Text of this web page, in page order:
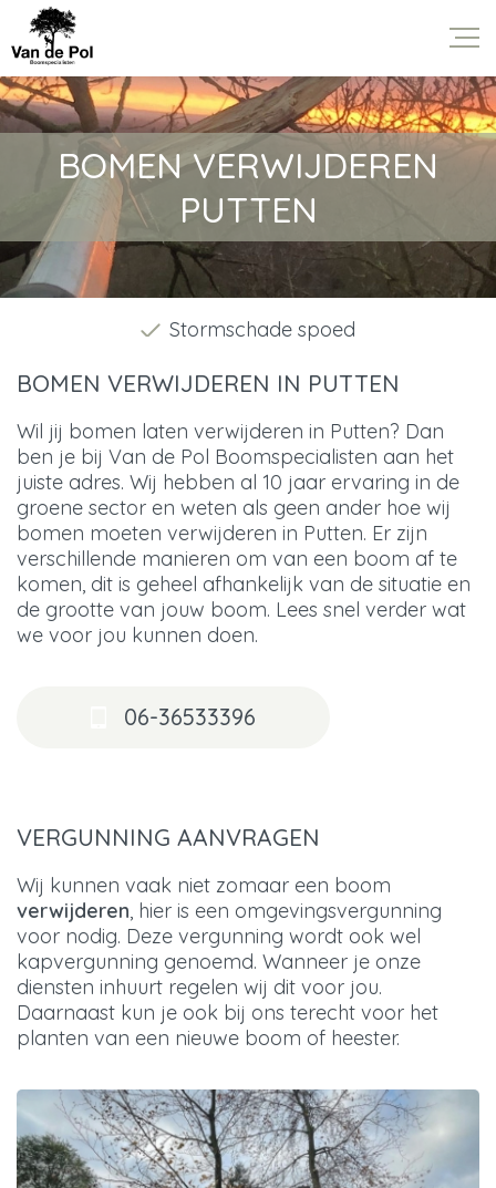
BOMEN VERWIJDEREN
PUTTEN
Stormschade spoed
BOMEN VERWIJDEREN IN PUTTEN
Wil jij bomen laten verwijderen in Putten? Dan
ben je bij Van de Pol Boomspecialisten aan het
juiste adres. Wij hebben al 10 jaar ervaring in de
groene sector en weten als geen ander hoe wij
bomen moeten verwijderen in Putten. Er zijn
verschillende manieren om van een boom af te
komen, dit is geheel afhankelijk van de situatie en
de grootte van jouw boom. Lees snel verder wat
we voor jou kunnen doen.
06-36533396
VERGUNNING AANVRAGEN
Wij kunnen vaak niet zomaar een boom
verwijderen, hier is een omgevingsvergunning
voor nodig. Deze vergunning wordt ook wel
kapvergunning genoemd. Wanneer je onze
diensten inhuurt regelen wij dit voor jou.
Daarnaast kun je ook bij ons terecht voor het
planten van een nieuwe boom of heester.